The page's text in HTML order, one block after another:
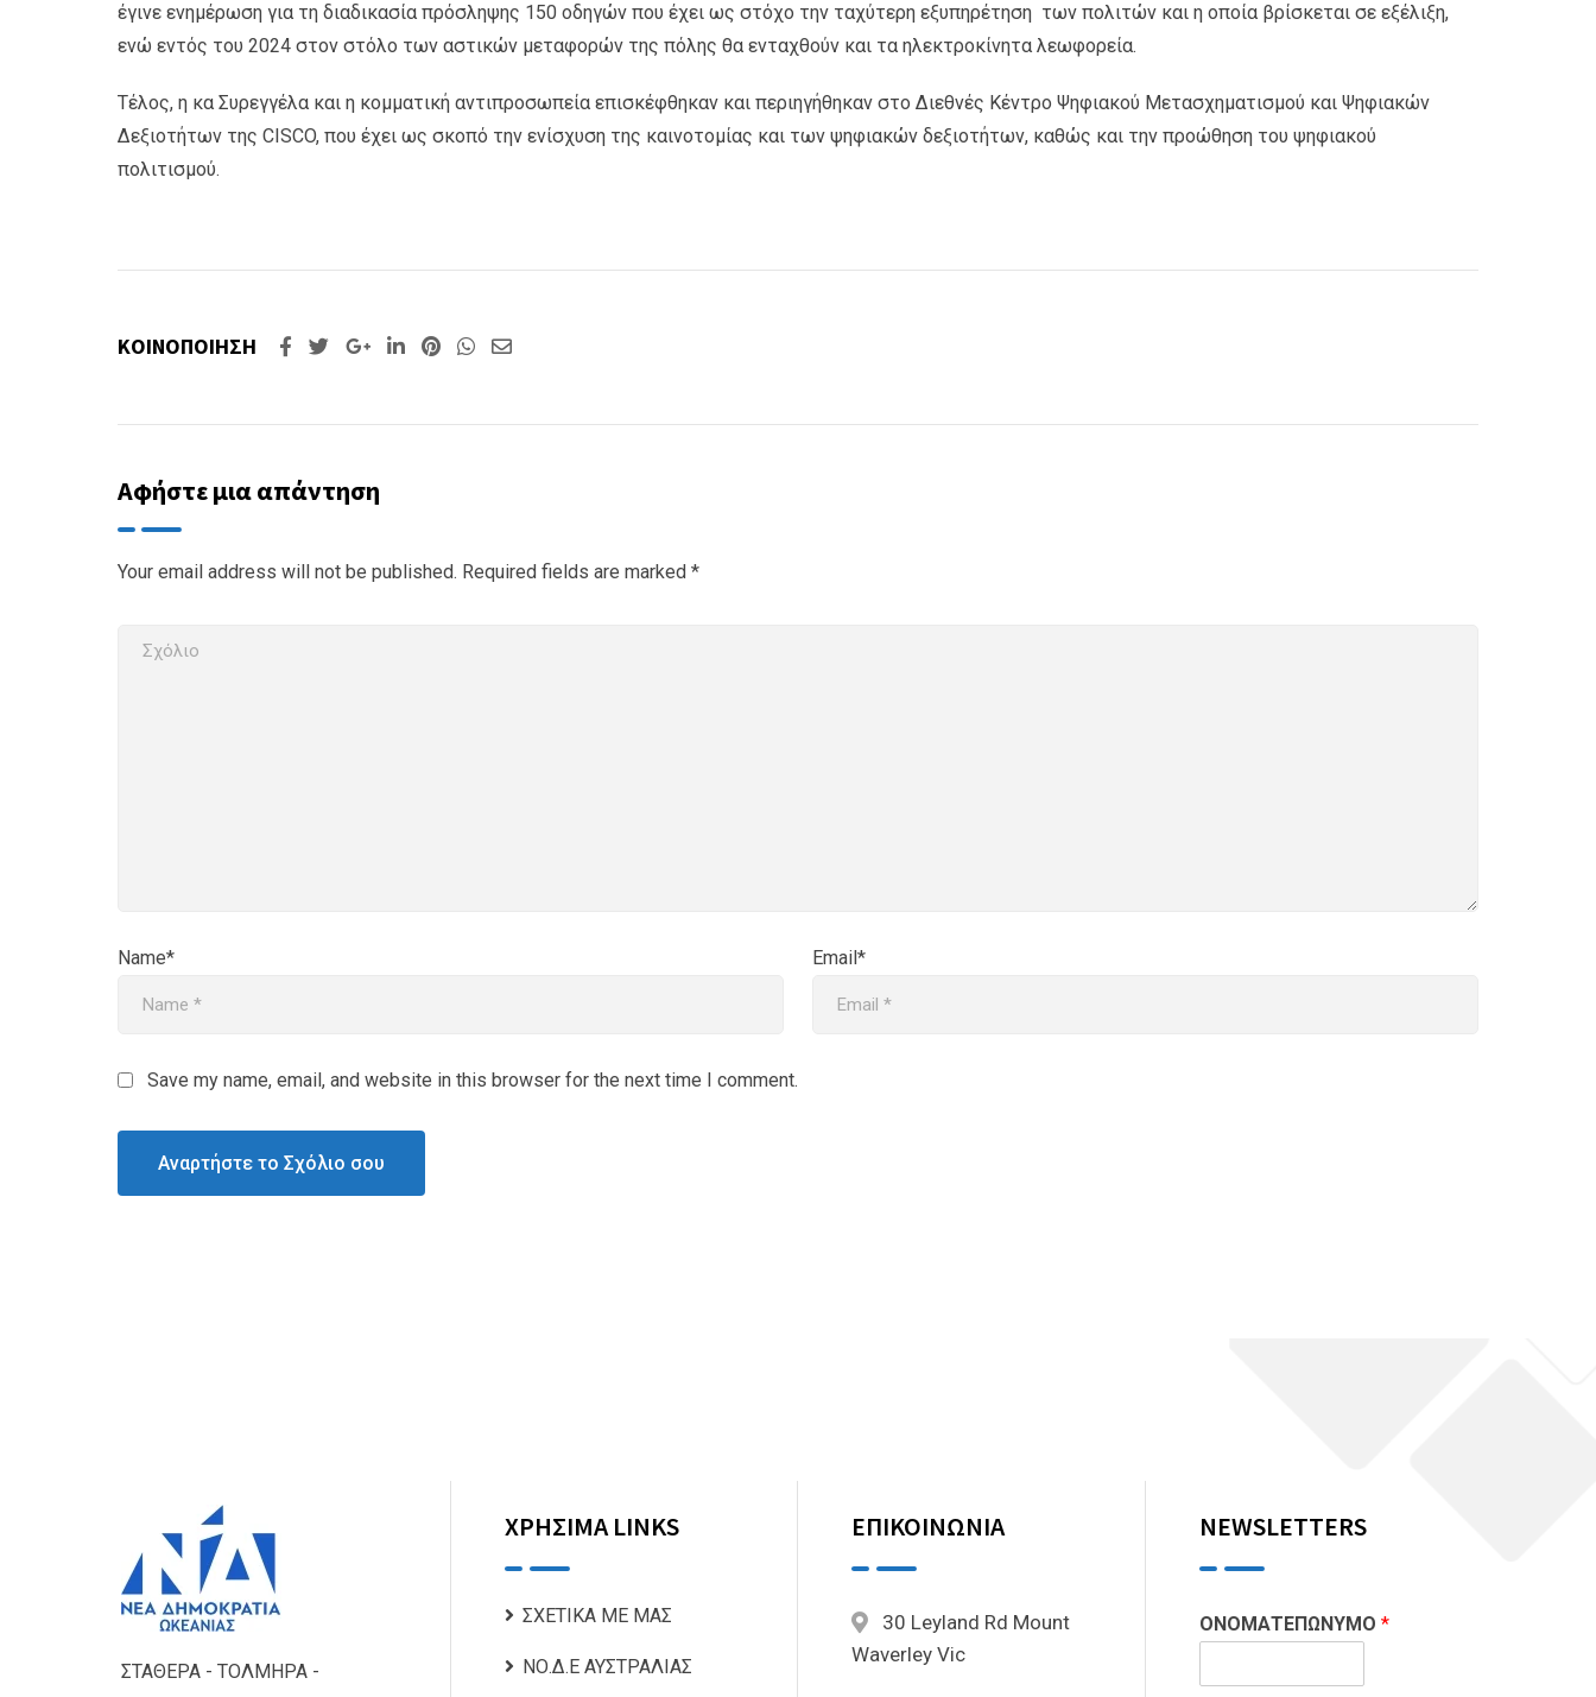
έγινε ενημέρωση για τη διαδικασία πρόσληψης 150 οδηγών που έχει ως στόχο την ταχύτερη εξυπηρέτηση των πολιτών και η οποία βρίσκεται σε εξέλιξη,
ενώ εντός του 2024 στον στόλο των αστικών μεταφορών της πόλης θα ενταχθούν και τα ηλεκτροκίνητα λεωφορεία.
Τέλος, η κα Συρεγγέλα και η κομματική αντιπροσωπεία επισκέφθηκαν και περιηγήθηκαν στο Διεθνές Κέντρο Ψηφιακού Μετασχηματισμού και Ψηφιακών
Δεξιοτήτων της CISCO, που έχει ως σκοπό την ενίσχυση της καινοτομίας και των ψηφιακών δεξιοτήτων, καθώς και την προώθηση του ψηφιακού
πολιτισμού.
ΚΟΙΝΟΠΟΙΗΣΗ Google+LinkedInPinterestWhatsapp
Share
Αφήστε μια απάντηση
Your email address will not be published. Required fields are marked *
Name* Email*
Save my name, email, and website in this browser for the next time I comment.
ΣΤΑΘΕΡΑ - ΤΟΛΜΗΡΑ -
ΧΡΗΣΙΜΑ LINKS
ΣΧΕΤΙΚΑ ΜΕ ΜΑΣ
ΝΟ.Δ.Ε ΑΥΣΤΡΑΛΙΑΣ
ΕΠΙΚΟΙΝΩΝΙΑ
30 Leyland Rd Mount
Waverley Vic
NEWSLETTERS
ΟΝΟΜΑΤΕΠΩΝΥΜΟ *